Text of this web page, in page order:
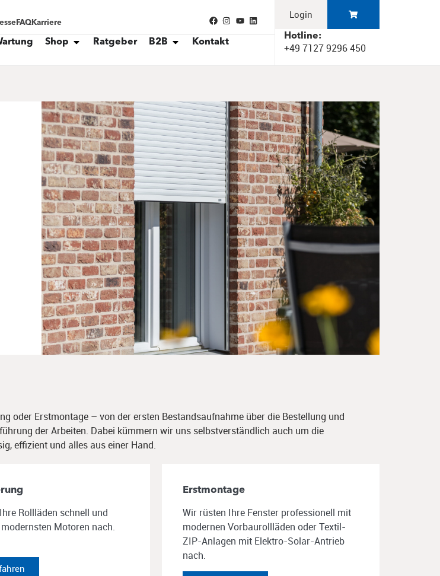
FAQKarriere
Shop Ratgeber B2B Kontakt
Login
Hotline:
+49 7127 9296 450
oder Erstmontage – von der ersten Bestandsaufnahme über die Bestellung und
der Arbeiten. Dabei kümmern wir uns selbstverständlich auch um die
effizient und alles aus einer Hand.
Rollläden schnell und
Motoren nach.​
Erstmontage
Wir rüsten Ihre Fenster professionell mit
modernen Vorbaurollläden oder Textil-
ZIP-Anlagen mit Elektro-Solar-Antrieb
nach.​